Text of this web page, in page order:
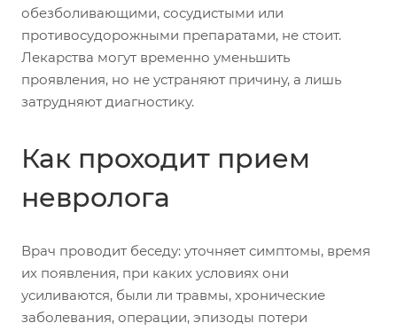
обезболивающими, сосудистыми или
противосудорожными препаратами, не стоит.
Лекарства могут временно уменьшить
проявления, но не устраняют причину, а лишь
затрудняют диагностику.
Как проходит прием
невролога
Врач проводит беседу: уточняет симптомы, время
их появления, при каких условиях они
усиливаются, были ли травмы, хронические
заболевания, операции, эпизоды потери